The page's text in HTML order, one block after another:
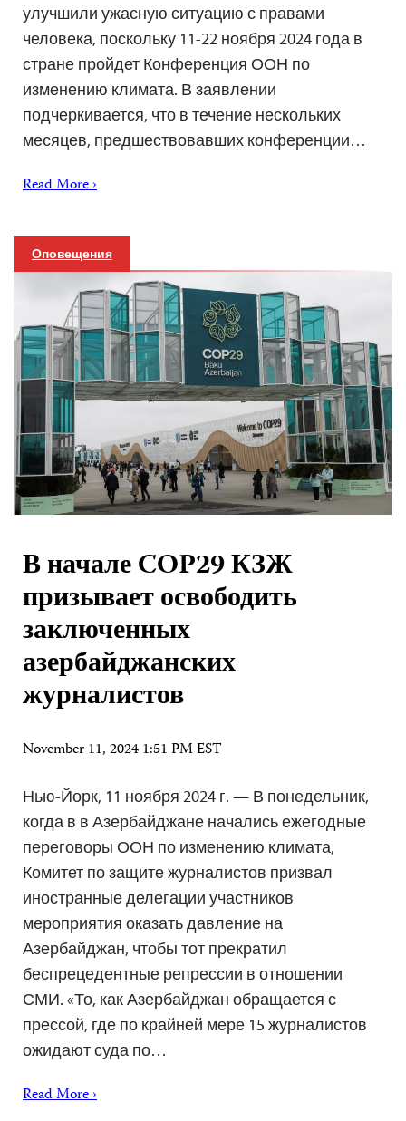
улучшили ужасную ситуацию с правами
человека, поскольку 11-22 ноября 2024 года в
стране пройдет Конференция ООН по
изменению климата. В заявлении
подчеркивается, что в течение нескольких
месяцев, предшествовавших конференции…
Read More ›
Оповещения
В начале COP29 КЗЖ
призывает освободить
заключенных
азербайджанских
журналистов
November 11, 2024 1:51 PM EST
Нью-Йорк, 11 ноября 2024 г. — В понедельник,
когда в в Азербайджане начались ежегодные
переговоры ООН по изменению климата,
Комитет по защите журналистов призвал
иностранные делегации участников
мероприятия оказать давление на
Азербайджан, чтобы тот прекратил
беспрецедентные репрессии в отношении
СМИ. «То, как Азербайджан обращается с
прессой, где по крайней мере 15 журналистов
ожидают суда по…
Read More ›